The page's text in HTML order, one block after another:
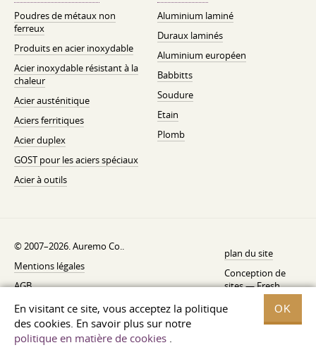
En visitant ce site, vous acceptez la politique
des cookies. En savoir plus sur notre
politique en matière de cookies .
OK
Poudres de métaux non
ferreux
Produits en acier inoxydable
Acier inoxydable résistant à la
chaleur
Acier austénitique
Aciers ferritiques
Acier duplex
GOST pour les aciers spéciaux
Acier à outils
Aluminium laminé
Duraux laminés
Aluminium européen
Babbitts
Soudure
Etain
Plomb
© 2007–2026. Auremo Co..
Mentions légales
AGB
Politique de rétractation
Politique de confidentialité
plan du site
Conception de
sites —Fresh